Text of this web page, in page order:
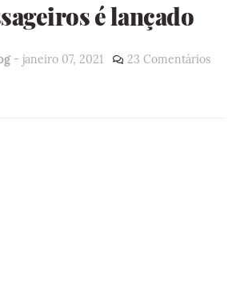
é lançado
- janeiro 07, 2021 23 Comentários